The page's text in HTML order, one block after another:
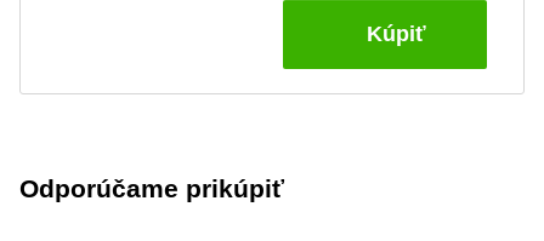
Kúpiť
Odporúčame prikúpiť